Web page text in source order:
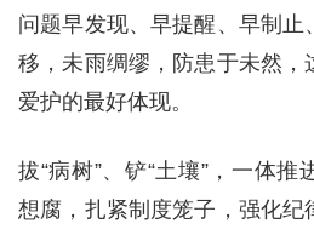
问题早发现、早提醒、早制
移，未雨绸缪，防患于未然，
爱护的最好体现。
拔“病树”、铲“土壤”，一体
想腐，扎紧制度笼子，强化纪